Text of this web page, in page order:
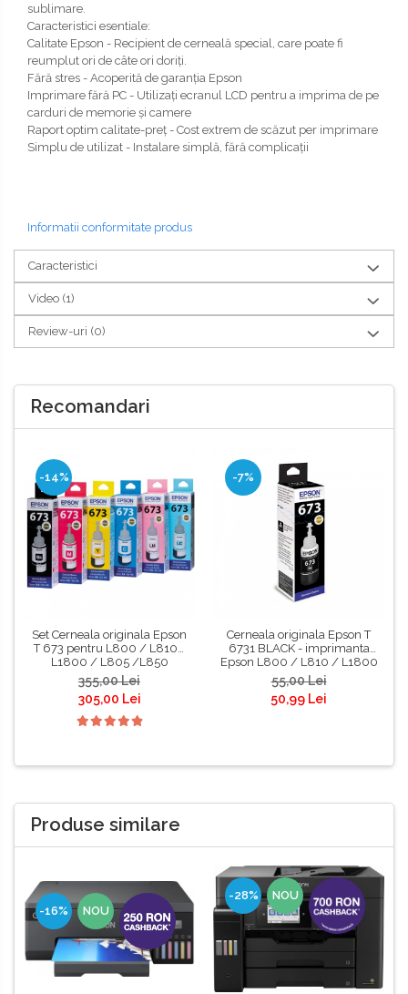
sublimare.
Caracteristici esentiale:
Calitate Epson - Recipient de cerneală special, care poate fi
reumplut ori de câte ori doriţi.
Fără stres - Acoperită de garanţia Epson
Imprimare fără PC - Utilizaţi ecranul LCD pentru a imprima de pe
carduri de memorie şi camere
Raport optim calitate-preţ - Cost extrem de scăzut per imprimare
Simplu de utilizat - Instalare simplă, fără complicaţii
Informatii conformitate produs
Caracteristici
Video (1)
Review-uri (0)
Recomandari
-14%
Set Cerneala originala Epson
T 673 pentru L800 / L810/
L1800 / L805 /L850
355,00 Lei
305,00 Lei
-7%
Cerneala originala Epson T
6731 BLACK - imprimanta
Epson L800 / L810 / L1800
/ L805 / L850
55,00 Lei
50,99 Lei
Produse similare
-16% NOU
-28% NOU